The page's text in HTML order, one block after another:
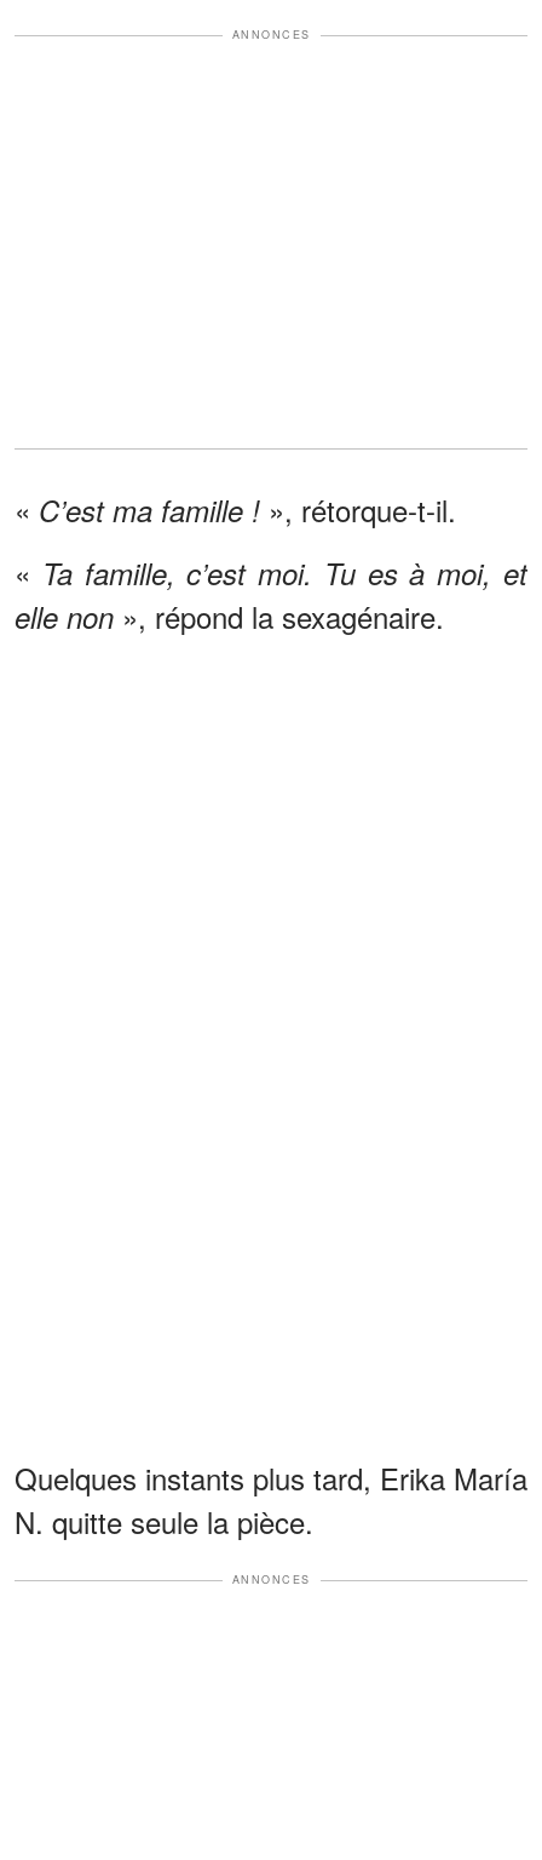
ANNONCES
« C’est ma famille ! », rétorque-t-il.
« Ta famille, c’est moi. Tu es à moi, et
elle non », répond la sexagénaire.
Quelques instants plus tard, Erika María
N. quitte seule la pièce.
ANNONCES